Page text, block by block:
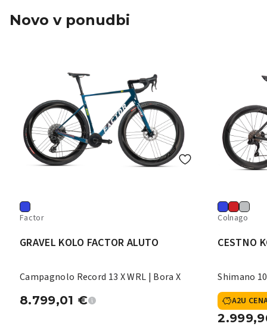
Novo v ponudbi
Factor
GRAVEL KOLO FACTOR ALUTO
Campagnolo Record 13 X WRL | Bora X
8.799,01 €
Colnago
CESTNO
Shimano
A2U